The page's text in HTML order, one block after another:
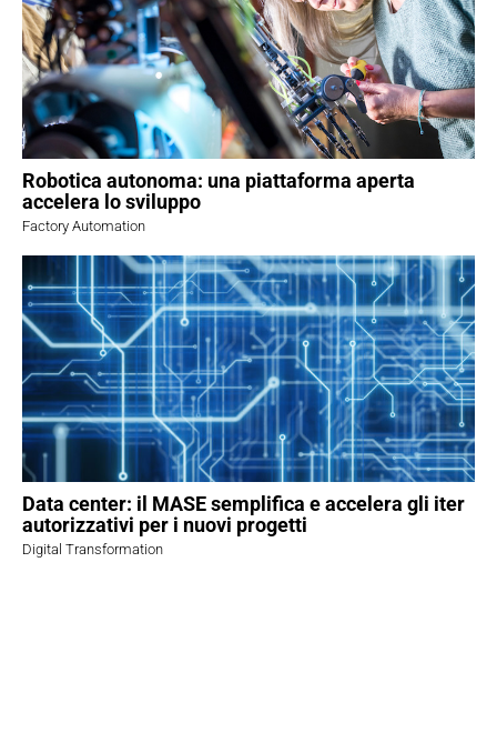
Robotica autonoma: una piattaforma aperta
accelera lo sviluppo
Factory Automation
Data center: il MASE semplifica e accelera gli iter
autorizzativi per i nuovi progetti
Digital Transformation